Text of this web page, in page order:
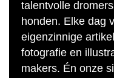
talentvolle
honden. Elke dag
eigenzinnige
fotografie en
makers. Én onze